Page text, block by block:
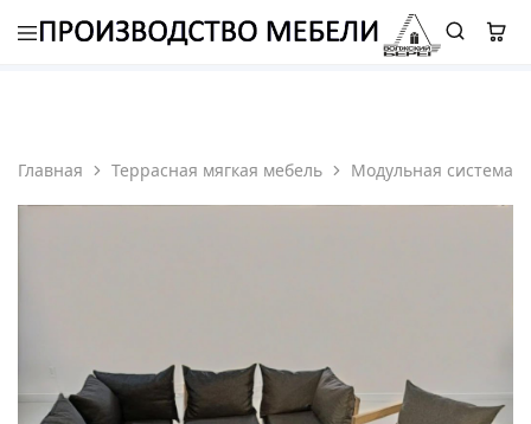
8 (987) 310 7777- ELETS.ROMAN@YANDEX.RU
Главная Террасная мягкая мебель Модульная система